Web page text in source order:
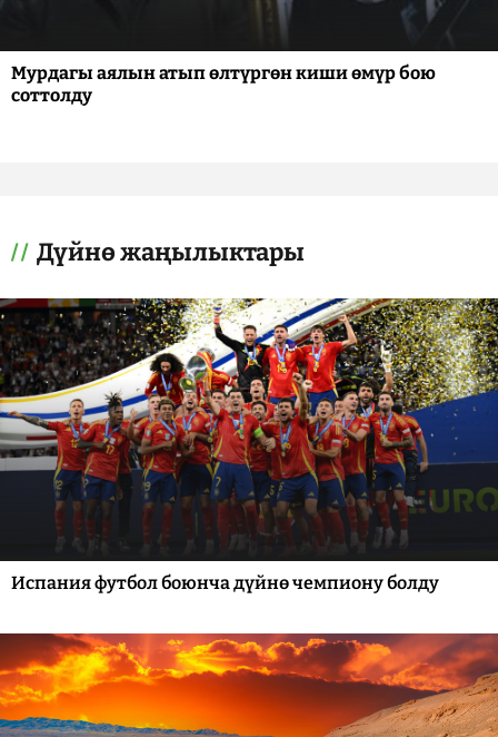
Мурдагы аялын атып өлтүргөн киши өмүр бою
соттолду
Дүйнө жаңылыктары
Испания футбол боюнча дүйнө чемпиону болду